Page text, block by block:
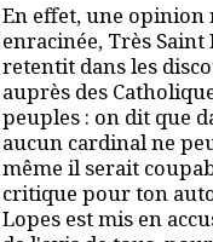
En effet, une opinion
enracinée, Très
retentit dans les
auprès des
peuples : on dit que
aucun cardinal ne
même il serait
critique pour ton
Lopes est mis en